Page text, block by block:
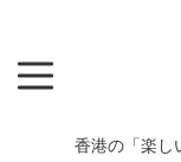
香港の「楽し
News > Beauty &